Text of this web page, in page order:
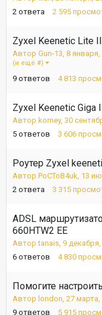
2 ответа 2 595
Zyxel Keenetic Lite II
Автор Gun-13, 8 января,
(и ещё #)
9 ответов 4 813
Zyxel Keenetic Giga
Автор korney, 30
5 ответов 3 606
Роутер Zyxel
Автор PoCToB4uk, 13
2 ответа 3 315
ADSL
660HTW2 EE
Авторtanais, 9 декабря,
6 ответов 4 830
Помогите
Автор london, 27 марта,
9 ответов 5 915